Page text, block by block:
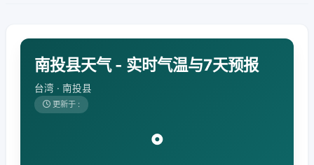
南投县天气 - 实时气温与7天预报
台湾 · 南投县
更新于 :
°